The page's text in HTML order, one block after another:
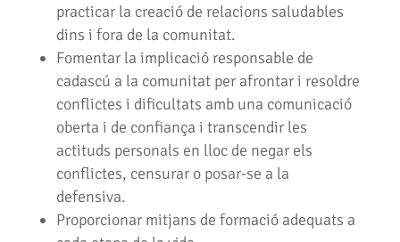
practicar la creació de relacions saludables
dins i fora de la comunitat.
Fomentar la implicació responsable de
cadascú a la comunitat per afrontar i resoldre
conflictes i dificultats amb una comunicació
oberta i de confiança i transcendir les
actituds personals en lloc de negar els
conflictes, censurar o posar-se a la
defensiva.
Proporcionar mitjans de formació adequats a